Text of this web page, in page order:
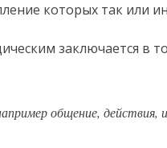
которых так или
заключается в
общение, действия,